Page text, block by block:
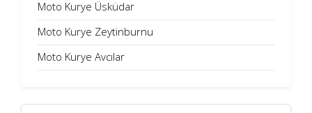
Moto Kurye Üsküdar
Moto Kurye Zeytinburnu
Moto Kurye Avcılar